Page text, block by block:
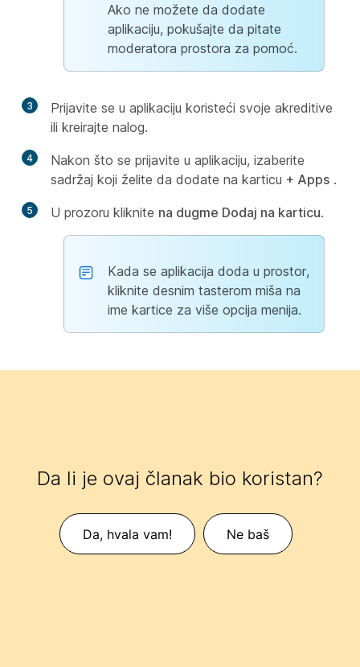
Ako ne možete da dodate
aplikaciju, pokušajte da pitate
moderatora prostora za pomoć.
3
Prijavite se u aplikaciju koristeći svoje akreditive
ili kreirajte nalog.
4
Nakon što se prijavite u aplikaciju, izaberite
sadržaj koji želite da dodate na karticu + Apps .
5 U prozoru kliknite na dugme Dodaj na karticu.
Kada se aplikacija doda u prostor,
kliknite desnim tasterom miša na
ime kartice za više opcija menija.
Da li je ovaj članak bio koristan?
Da, hvala vam! Ne baš